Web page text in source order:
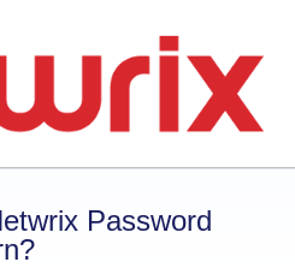
Password